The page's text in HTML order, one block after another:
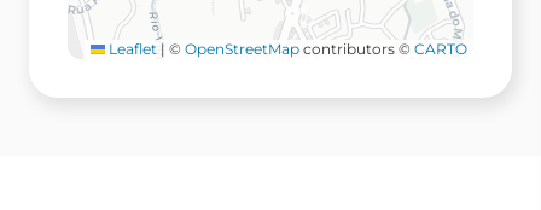
Leaflet | © OpenStreetMap contributors © CARTO